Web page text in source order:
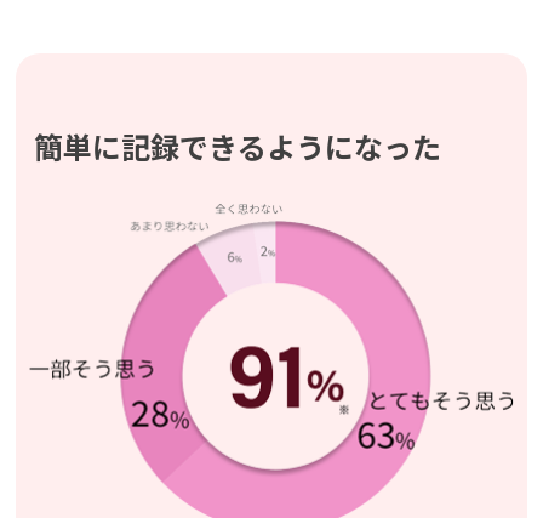
簡単に記録できるようになった